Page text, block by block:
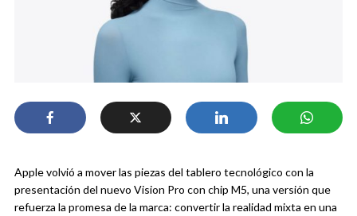
Apple volvió a mover las piezas del tablero tecnológico con la
presentación del nuevo Vision Pro con chip M5, una versión que
refuerza la promesa de la marca: convertir la realidad mixta en una